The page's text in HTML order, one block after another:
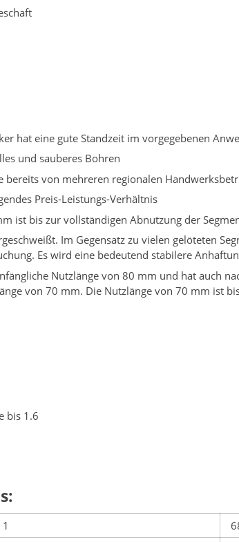
hat eine gute Standzeit im vorgegebenen
und sauberes Bohren
bereits von mehreren regionalen
Preis-Leistungs-Verhältnis
ist bis zur vollständigen Abnutzung der
Im Gegensatz zu vielen gelöteten
Es wird eine bedeutend stabilere
Nutzlänge von 80 mm und hat auch
von 70 mm. Die Nutzlänge von 70 mm ist
bis 1.6